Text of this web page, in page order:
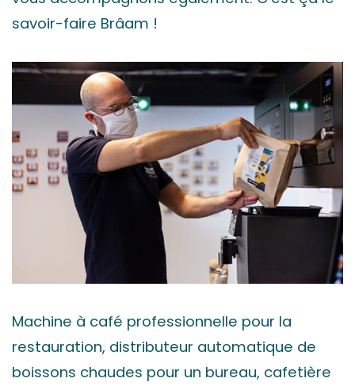
savoir-faire Brâam !
Machine à café professionnelle pour la
restauration, distributeur automatique de
boissons chaudes pour un bureau, cafetière